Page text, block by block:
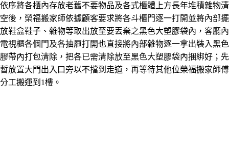
依序將各櫃內存放老舊不要物品及各式櫃體上方長年堆積雜物清
空後，榮福搬家師依據顧客要求將各斗櫃門逐一打開並將內部擺
放鞋盒鞋子 、 雜物等取出放至要丟棄之黑色大塑膠袋內，客廳內
電視櫃各個門及各抽屜打開也直接將內部雜物逐一拿出裝入黑色
膠帶內打包清除，把各已需清除放至黑色大塑膠袋內捆綁好；先
暫放置大門出入口旁以不擋到走道，再等待其他位榮福搬家師傅
分工搬運到1樓。